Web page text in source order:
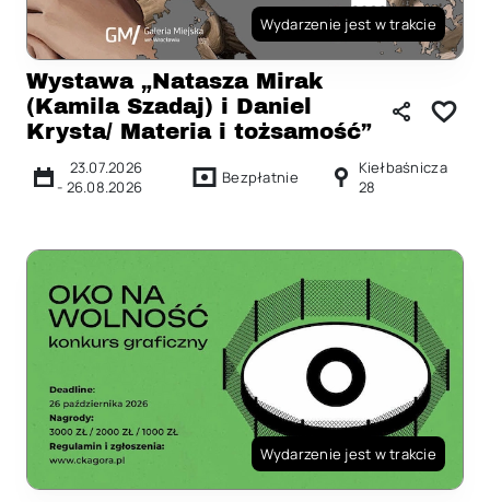
Wydarzenie jest w trakcie
Wystawa „Natasza Mirak
(Kamila Szadaj) i Daniel
Krysta/ Materia i tożsamość”
23.07.2026
- 26.08.2026 Bezpłatnie
Kiełbaśnicza
28
Wydarzenie jest w trakcie